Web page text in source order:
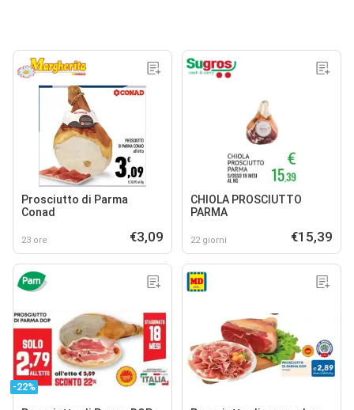
Prosciutto di Parma
Conad
23 ore €3,09
CHIOLA PROSCIUTTO
PARMA
22 giorni €15,39
-22%